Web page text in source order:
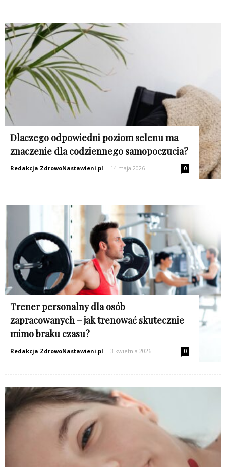
Dlaczego odpowiedni poziom selenu ma
znaczenie dla codziennego samopoczucia?
Redakcja ZdrowoNastawieni.pl - 14 maja 2026 0
Trener personalny dla osób
zapracowanych – jak trenować skutecznie
mimo braku czasu?
Redakcja ZdrowoNastawieni.pl - 3 kwietnia 2026 0